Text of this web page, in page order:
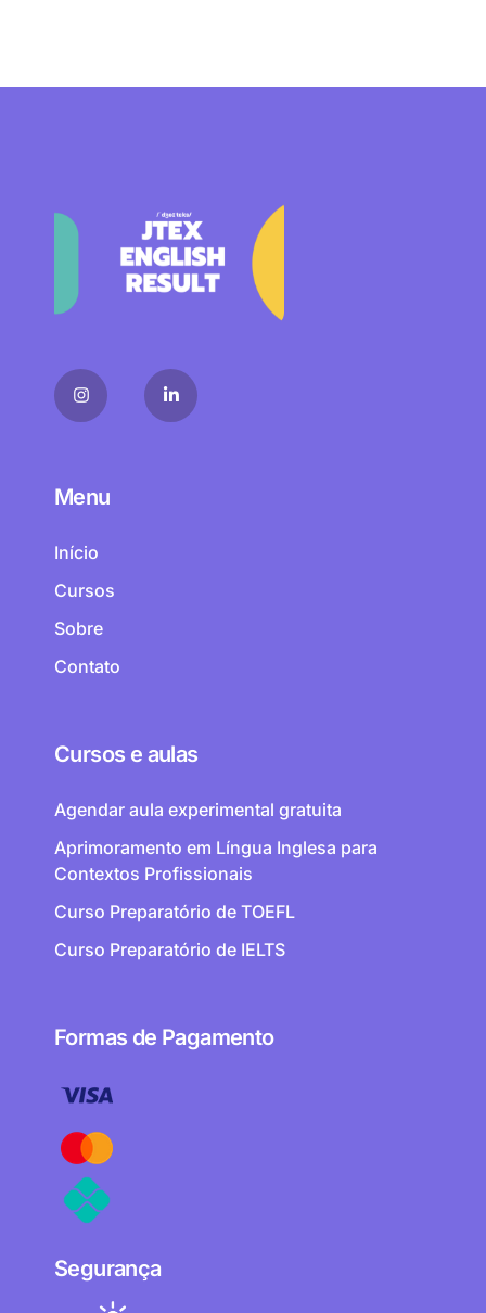
Menu
Início
Cursos
Sobre
Contato
Cursos e aulas
Agendar aula experimental gratuita
Aprimoramento em Língua Inglesa para
Contextos Profissionais
Curso Preparatório de TOEFL
Curso Preparatório de IELTS
Formas de Pagamento
Segurança